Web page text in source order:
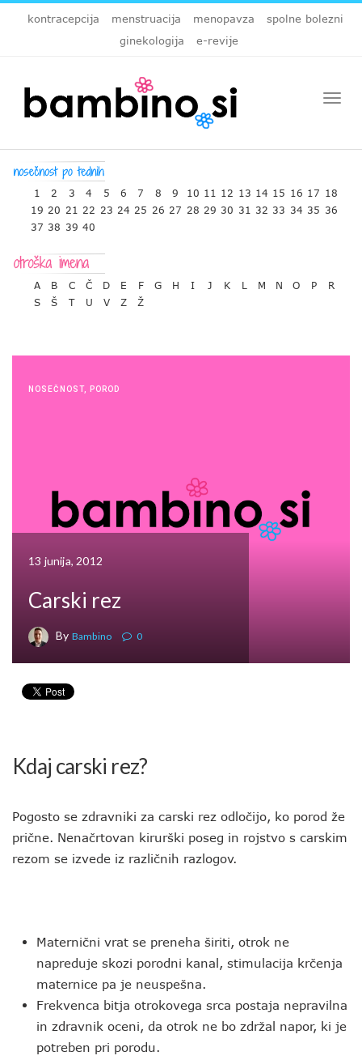
kontracepcija menstruacija menopavza
spolne bolezni
ginekologija
e-revije
1 2 3 4 5 6 7 8 9 10 11 12 13 14 15 16 17 18
19 20 21 22 23 24 25 26 27 28 29 30 31 32 33 34 35 36
37 38 39 40
A B C Č D E F G H I J K L M N O P
R
S
Š T U V Z Ž
NOSEČNOST, POROD
13 junija, 2012
Carski rez
By Bambino 0
Kdaj carski rez?
Pogosto se zdravniki za carski rez odločijo, ko porod že
prične. Nenačrtovan kirurški poseg in rojstvo s carskim
rezom se izvede iz različnih razlogov.
Maternični vrat se preneha širiti, otrok ne
napreduje skozi porodni kanal, stimulacija krčenja
maternice pa je neuspešna.
Frekvenca bitja otrokovega srca postaja nepravilna
in zdravnik oceni, da otrok ne bo zdržal napor, ki je
potreben pri porodu.